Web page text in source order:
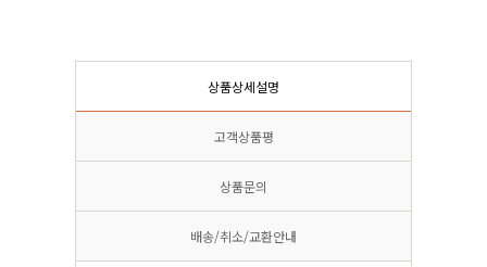
상품상세설명
고객상품평
상품문의
배송/취소/교환안내